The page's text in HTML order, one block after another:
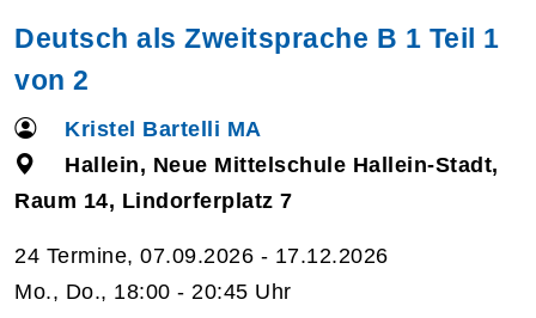
Deutsch als Zweitsprache B 1 Teil 1
von 2
Kristel Bartelli MA
Hallein, Neue Mittelschule Hallein-Stadt,
Raum 14, Lindorferplatz 7
24 Termine, 07.09.2026 - 17.12.2026
Mo., Do., 18:00 - 20:45 Uhr